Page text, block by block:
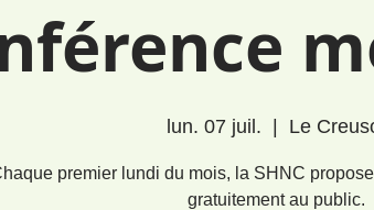
lun. 07 juil. Le
premier lundi du mois, la SHNC
gratuitement au public.